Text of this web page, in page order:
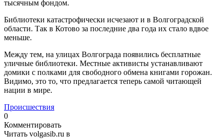
тысячным фондом.
Библиотеки катастрофически исчезают и в Волгоградской
области. Так в Котово за последние два года их стало вдвое
меньше.
Между тем, на улицах Волгограда появились бесплатные
уличные библиотеки. Местные активисты устанавливают
домики с полками для свободного обмена книгами горожан.
Видимо, это то, что предлагается теперь самой читающей
нации в мире.
Происшествия
0
Комментировать
Читать volgasib.ru в